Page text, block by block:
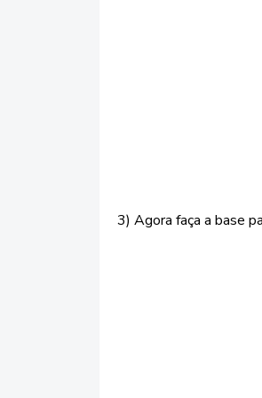
3) Agora faça a base